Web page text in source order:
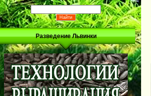
Разведение Львинки